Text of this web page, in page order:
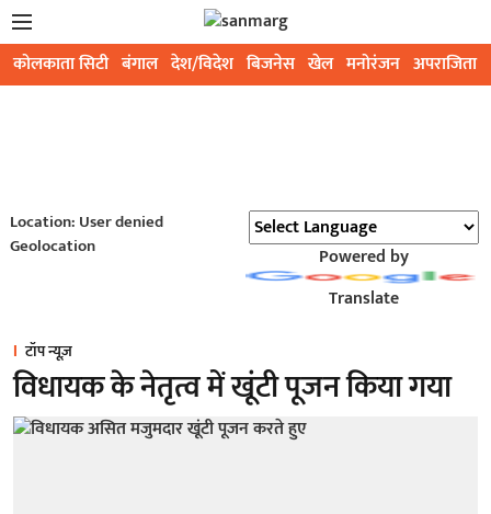
कोलकाता सिटी बंगाल देश/विदेश बिजनेस खेल मनोरंजन अपराजिता
Location: User denied
Geolocation
Powered by
Translate
टॉप न्यूज़
विधायक के नेतृत्व में खूंटी पूजन किया गया